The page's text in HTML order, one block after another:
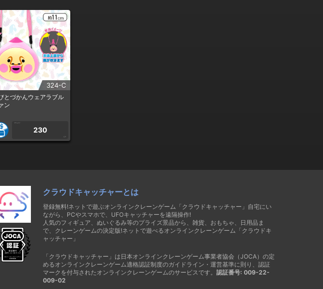
324-C
とづかんウェアラブル
ン
1PLAY
230
CP
クラウドキャッチャーとは
登録無料!ネットで遊ぶオンラインクレーンゲーム「クラウドキャッチャー」自宅にい
ながら、PCやスマホで、UFOキャッチャーを遠隔操作!
人気のフィギュア、ぬいぐるみ等のプライズ景品から、雑貨、おもちゃ、日用品ま
で、クレーンゲームの決定版!ネットで遊べるオンラインクレーンゲーム「クラウドキ
ャッチャー」
「クラウドキャッチャー」は日本オンラインクレーンゲーム事業者協会（JOCA）の定
めるオンラインクレーンゲーム適格認証制度のガイドライン・運営基準に則り、認証
マークを付与されたオンラインクレーンゲームのサービスです。 認証番号: 009-22-
009-02